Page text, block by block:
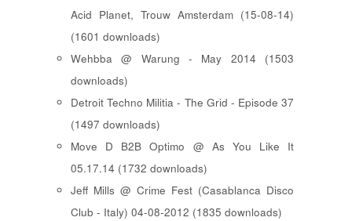
Acid Planet, Trouw Amsterdam (15-08-14)
(1601 downloads)
Wehbba @ Warung - May 2014 (1503
downloads)
Detroit Techno Militia - The Grid - Episode 37
(1497 downloads)
Move D B2B Optimo @ As You Like It
05.17.14 (1732 downloads)
Jeff Mills @ Crime Fest (Casablanca Disco
Club - Italy) 04-08-2012 (1835 downloads)